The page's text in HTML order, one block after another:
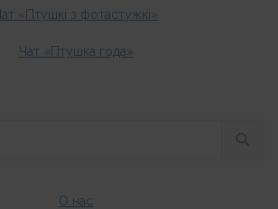
«Птушкі з фотастужкі»
Чат «Птушка года»
О нас